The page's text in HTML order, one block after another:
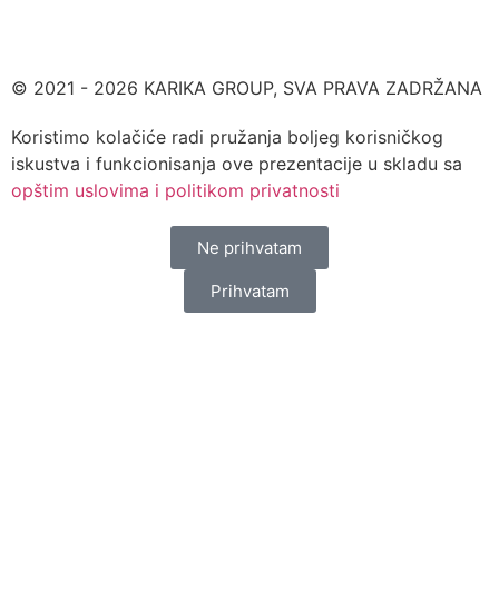
© 2021 - 2026 KARIKA GROUP, SVA PRAVA ZADRŽANA
Koristimo kolačiće radi pružanja boljeg korisničkog
iskustva i funkcionisanja ove prezentacije u skladu sa
opštim uslovima i politikom privatnosti
Ne prihvatam
Prihvatam